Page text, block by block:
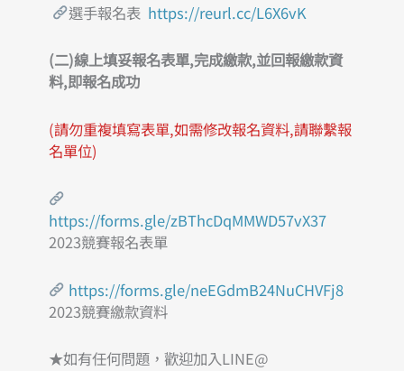
選手報名表 https://reurl.cc/L6X6vK
(二)線上填妥報名表單,完成繳款,並回報繳款資
料,即報名成功
(請勿重複填寫表單,如需修改報名資料,請聯繫報
名單位)
https://forms.gle/zBThcDqMMWD57vX37
2023競賽報名表單
https://forms.gle/neEGdmB24NuCHVFj8
2023競賽繳款資料
★如有任何問題，歡迎加入LINE@